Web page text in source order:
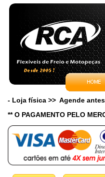
- Loja física >> Agende
** O PAGAMENTO PELO